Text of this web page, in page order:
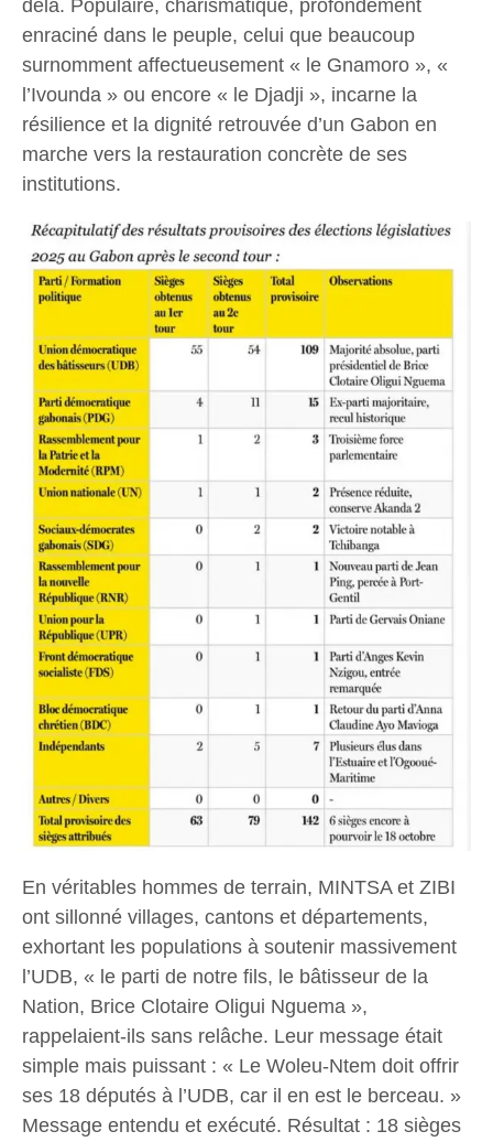
delà. Populaire, charismatique, profondément
enraciné dans le peuple, celui que beaucoup
surnomment affectueusement « le Gnamoro », «
l’Ivounda » ou encore « le Djadji », incarne la
résilience et la dignité retrouvée d’un Gabon en
marche vers la restauration concrète de ses
institutions.
En véritables hommes de terrain, MINTSA et ZIBI
ont sillonné villages, cantons et départements,
exhortant les populations à soutenir massivement
l’UDB, « le parti de notre fils, le bâtisseur de la
Nation, Brice Clotaire Oligui Nguema »,
rappelaient-ils sans relâche. Leur message était
simple mais puissant : « Le Woleu-Ntem doit offrir
ses 18 députés à l’UDB, car il en est le berceau. »
Message entendu et exécuté. Résultat : 18 sièges